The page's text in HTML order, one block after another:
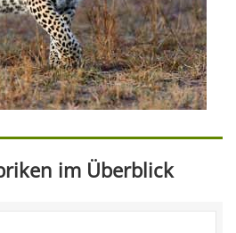
im Überblick